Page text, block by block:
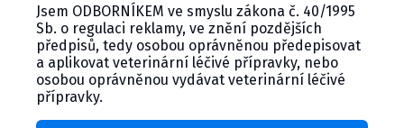
RESPIPORC FLUpan H1N1 injekční...
Jsem ODBORNÍKEM ve smyslu zákona č. 40/1995
Sb. o regulaci reklamy, ve znění pozdějších
předpisů, tedy osobou oprávněnou předepisovat
a aplikovat veterinární léčivé přípravky, nebo
osobou oprávněnou vydávat veterinární léčivé
přípravky.